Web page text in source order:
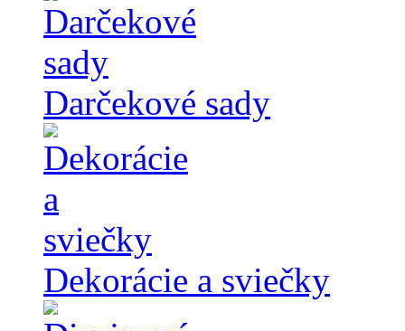
Darčekové sady
Dekorácie a sviečky